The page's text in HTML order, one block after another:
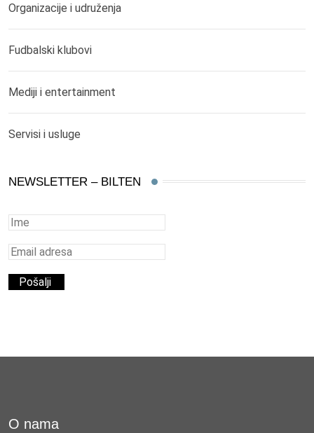
Organizacije i udruženja
Fudbalski klubovi
Mediji i entertainment
Servisi i usluge
NEWSLETTER – BILTEN
O nama